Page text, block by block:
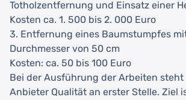
Totholzentfernung und Einsatz einer
Kosten ca. 1. 500 bis 2. 000 Euro
3. Entfernung eines Baumstumpfes
Durchmesser von 50 cm
Kosten: ca. 50 bis 100 Euro
Bei der Ausführung der Arbeiten
Anbieter Qualität an erster Stelle. Ziel